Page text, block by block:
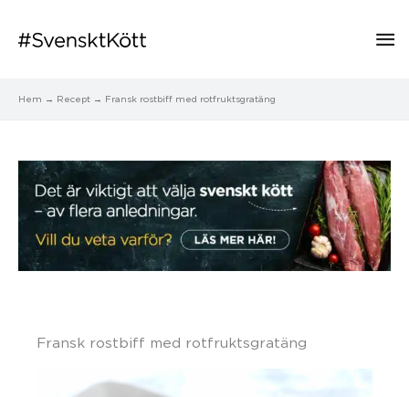
Hem Recept Fransk rostbiff med rotfruktsgratäng
Fransk rostbiff med rotfruktsgratäng